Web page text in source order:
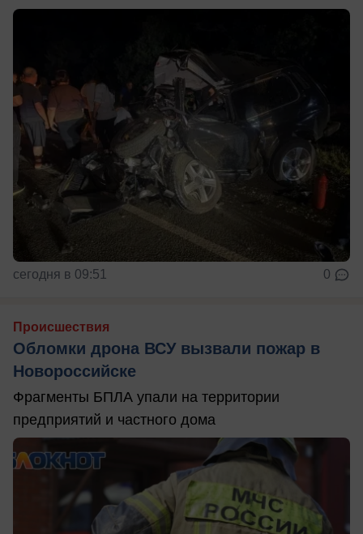
сегодня в 09:51 0
Происшествия
Обломки дрона ВСУ вызвали пожар в
Новороссийске
Фрагменты БПЛА упали на территории
предприятий и частного дома